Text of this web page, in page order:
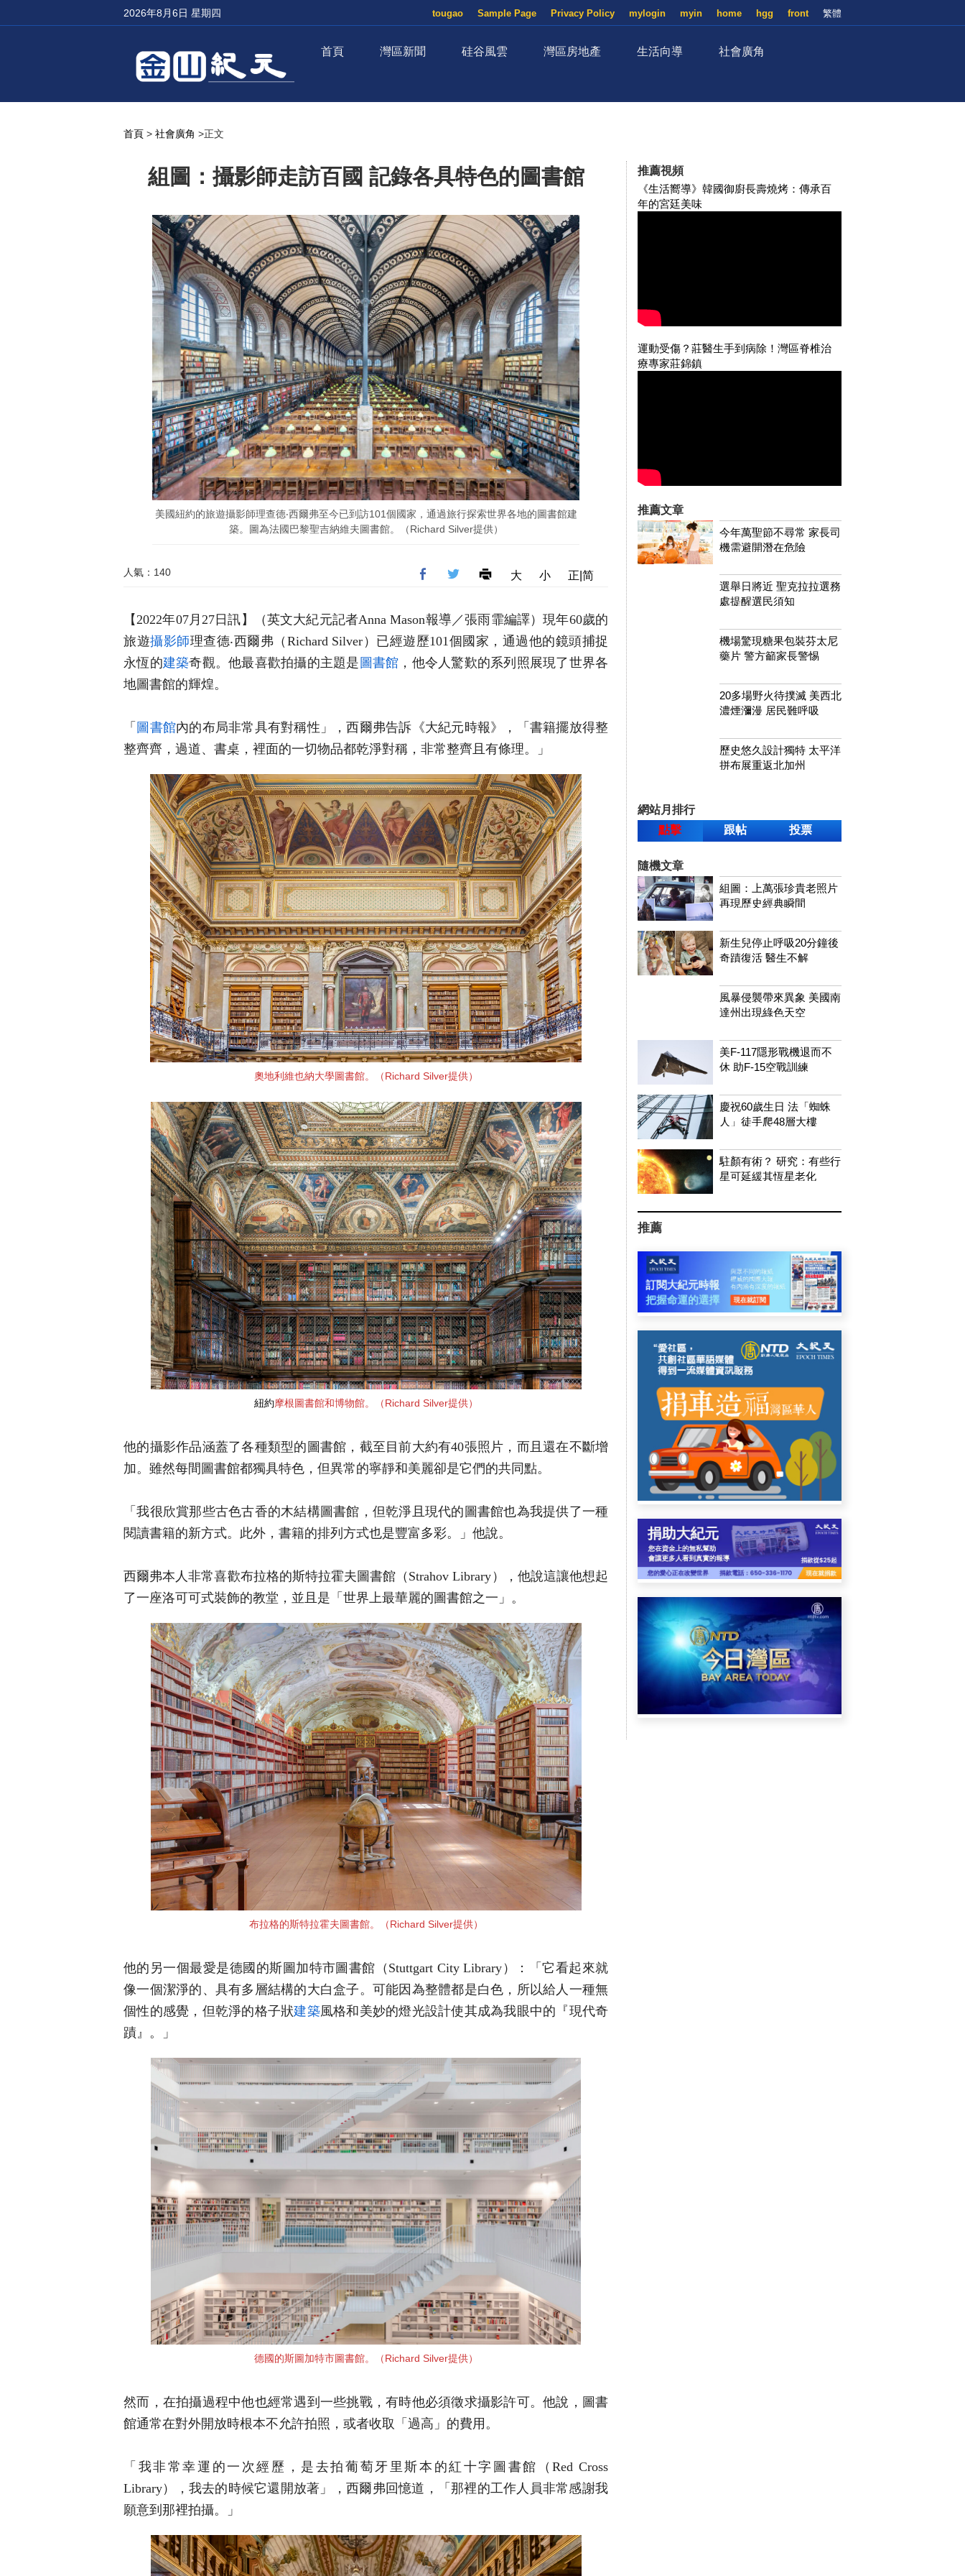
2026年8月6日 星期四 繁體
front
hgg
home
myin
mylogin
Privacy Policy
Sample Page
tougao
首頁 灣區新聞 硅谷風雲 灣區房地產 生活向導 社會廣角
首頁 > 社會廣角 >正文
組圖：攝影師走訪百國 記錄各具特色的圖書館
美國紐約的旅遊攝影師理查德‧西爾弗至今已到訪101個國家，通過旅行探索世界各地的圖書館建
築。圖為法國巴黎聖吉納維夫圖書館。（Richard Silver提供）
人氣：140 大 小 正|简
【2022年07月27日訊】 （英文大紀元記者Anna Mason報導／張雨霏編譯）現年60歲的
旅遊攝影師理查德‧西爾弗（Richard Silver）已經遊歷101個國家，通過他的鏡頭捕捉
永恆的建築奇觀。他最喜歡拍攝的主題是 圖書館 ，他令人驚歎的系列照展現了世界各
地圖書館的輝煌。
「 圖書館內的布局非常具有對稱性」，西爾弗告訴《大紀元時報》，「書籍擺放得整
整齊齊，過道、書桌，裡面的一切物品都乾淨對稱，非常整齊且有條理。」
奧地利維也納大學圖書館。（Richard Silver提供）
紐約摩根圖書館和博物館。（Richard Silver提供）
他的攝影作品涵蓋了各種類型的圖書館，截至目前大約有40張照片，而且還在不斷增
加。雖然每間圖書館都獨具特色，但異常的寧靜和美麗卻是它們的共同點。
「我很欣賞那些古色古香的木結構圖書館，但乾淨且現代的圖書館也為我提供了一種
閱讀書籍的新方式。此外，書籍的排列方式也是豐富多彩。」他說。
西爾弗本人非常喜歡布拉格的斯特拉霍夫圖書館（Strahov Library），他說這讓他想起
了一座洛可可式裝飾的教堂，並且是「世界上最華麗的圖書館之一」。
布拉格的斯特拉霍夫圖書館。（Richard Silver提供）
他的另一個最愛是德國的斯圖加特市圖書館（Stuttgart City Library）：「它看起來就
像一個潔淨的、具有多層結構的大白盒子。可能因為整體都是白色，所以給人一種無
個性的感覺，但乾淨的格子狀建築風格和美妙的燈光設計使其成為我眼中的『現代奇
蹟』。」
德國的斯圖加特市圖書館。（Richard Silver提供）
然而，在拍攝過程中他也經常遇到一些挑戰，有時他必須徵求攝影許可。他說，圖書
館通常在對外開放時根本不允許拍照，或者收取「過高」的費用。
「我非常幸運的一次經歷，是去拍葡萄牙里斯本的紅十字圖書館（Red Cross
Library），我去的時候它還開放著」，西爾弗回憶道，「那裡的工作人員非常感謝我
願意到那裡拍攝。」
推薦視頻
《生活嚮導》韓國御廚長壽燒烤：傳承百
年的宮廷美味
運動受傷？莊醫生手到病除！灣區脊椎治
療專家莊錦鎮
推薦文章
今年萬聖節不尋常 家長司
機需避開潛在危險
選舉日將近 聖克拉拉選務
處提醒選民須知
機場驚現糖果包裝芬太尼
藥片 警方籲家長警惕
20多場野火待撲滅 美西北
濃煙瀰漫 居民難呼吸
歷史悠久設計獨特 太平洋
拼布展重返北加州
網站月排行
點擊
跟帖 投票
隨機文章
組圖：上萬張珍貴老照片
再現歷史經典瞬間
新生兒停止呼吸20分鐘後
奇蹟復活 醫生不解
風暴侵襲帶來異象 美國南
達州出現綠色天空
美F-117隱形戰機退而不
休 助F-15空戰訓練
慶祝60歲生日 法「蜘蛛
人」徒手爬48層大樓
駐顏有術？ 研究：有些行
星可延緩其恆星老化
推薦